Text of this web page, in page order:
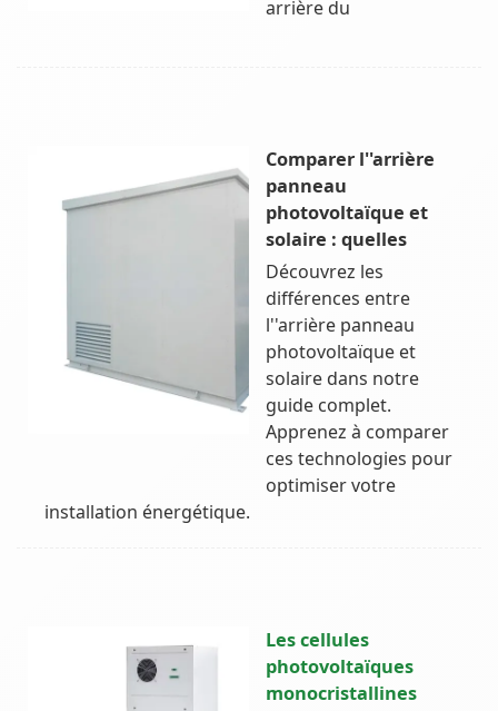
arrière du
Comparer l''arrière
panneau
photovoltaïque et
solaire : quelles
Découvrez les
différences entre
l''arrière panneau
photovoltaïque et
solaire dans notre
guide complet.
Apprenez à comparer
ces technologies pour
optimiser votre
installation énergétique.
Les cellules
photovoltaïques
monocristallines